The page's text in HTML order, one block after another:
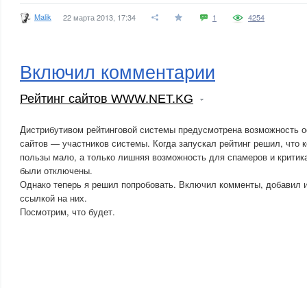
Malik 22 марта 2013, 17:34 1 4254
Включил комментарии
Рейтинг сайтов WWW.NET.KG
Дистрибутивом рейтинговой системы предусмотрена возможность
сайтов — участников системы. Когда запускал рейтинг решил,
пользы мало, а только лишняя возможность для спамеров и
были отключены.
Однако теперь я решил попробовать. Включил комменты, добавил
ссылкой на них.
Посмотрим, что будет.